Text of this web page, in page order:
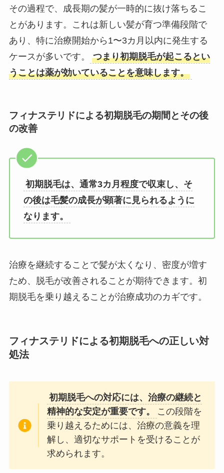
その過程で、成長期の髪が一時的に抜け落ちるこ
とがあります。これは新しい髪が育つ準備段階で
あり、特に治療開始から1〜3カ月以内に発生する
ケースが多いです。
つまり初期脱毛が起こるとい
うことは薬が効いていることを意味します。
フィナステリドによる初期脱毛の期間とその後
の改善
初期脱毛は、通常3カ月程度で収束し、そ
の後は毛髪の成長が顕著に見られるように
なります。
治療を継続することで髪が太くなり、密度が増す
ため、脱毛が改善されることが期待できます。初
期脱毛を乗り越えることが治療成功のカギです。
フィナステリドによる初期脱毛への正しい対
処法
初期脱毛への対応には、治療の継続と
精神的な安定が重要です。
この段階を
乗り越えるためには、治療の意義を理
解し、適切なサポートを受けることが
求められます。